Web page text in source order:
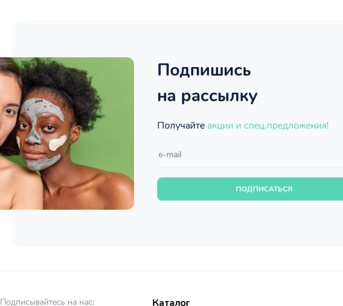
Подпишись
на рассылку
Получайте акции и спец.предложения!
ПОДПИСАТЬСЯ
Подписывайтесь на нас: Каталог